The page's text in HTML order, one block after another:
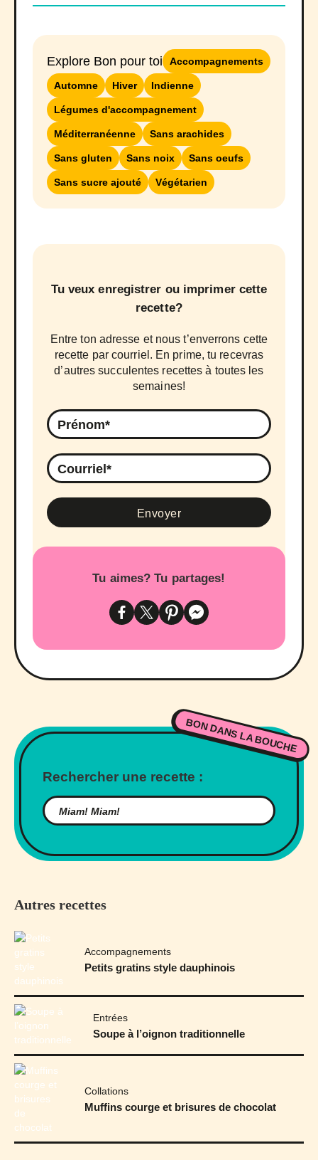
Explore Bon pour toi Accompagnements
Automne Hiver Indienne
Légumes d'accompagnement
Méditerranéenne Sans arachides
Sans gluten Sans noix Sans oeufs
Sans sucre ajouté Végétarien
Tu veux enregistrer ou imprimer cette
recette?
Entre ton adresse et nous t’enverrons cette
recette par courriel. En prime, tu recevras
d’autres succulentes recettes à toutes les
semaines!
Tu aimes? Tu partages!
BON DANS LA BOUCHE
Rechercher une recette :
Autres recettes
Accompagnements
Petits gratins style dauphinois
Entrées
Soupe à l’oignon traditionnelle
Collations
Muffins courge et brisures de chocolat